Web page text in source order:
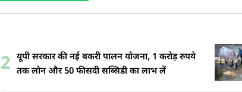
2 यूपी सरकार की नई बकरी पालन योजना, 1 करोड़ रुपये
तक लोन और 50 फीसदी सब्सिडी का लाभ लें